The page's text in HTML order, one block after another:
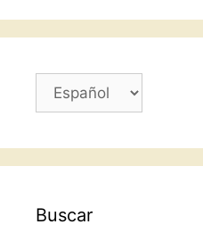
Elegir
Buscar